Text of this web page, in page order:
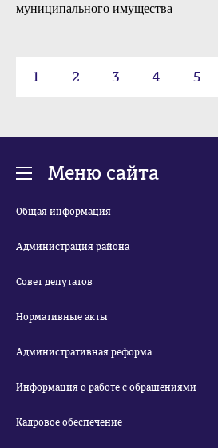
муниципального имущества
1 2 3 4 5
Меню сайта
Общая информация
Администрация района
Совет депутатов
Нормативные акты
Административная реформа
Информация о работе с обращениями
Кадровое обеспечение